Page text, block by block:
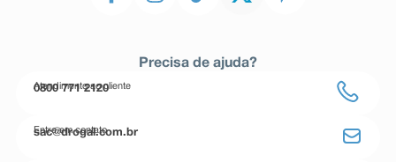
Precisa de ajuda?
Atendimento ao cliente
0800 771 2120
Entre em contato
sac@drogal.com.br